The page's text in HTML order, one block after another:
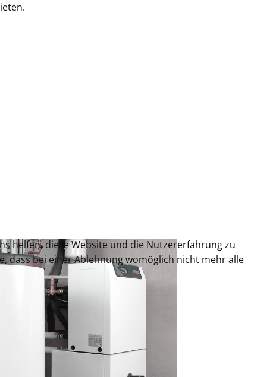
helfen, diese Website und die Nutzererfahrung zu
dass bei einer Ablehnung womöglich nicht mehr alle